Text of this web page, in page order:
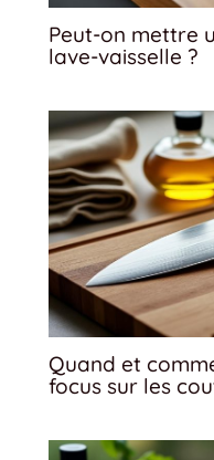
Peut-on mettre
lave-vaisselle ?
Quand et
focus sur les